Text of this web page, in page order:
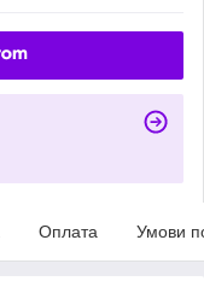
Оплата Умови